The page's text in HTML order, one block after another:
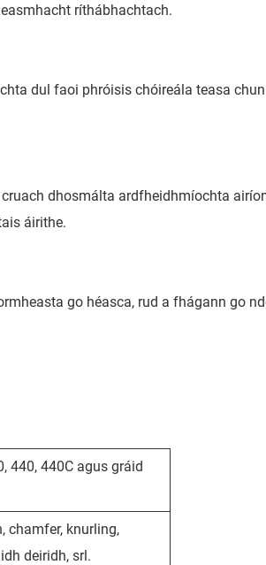
ríthábhachtach.
dul faoi phróisis chóireála teasa
dhosmálta ardfheidhmíochta
áirithe.
go héasca, rud a fhágann go
440, 440C agus gráid
chamfer, knurling,
deiridh, srl.